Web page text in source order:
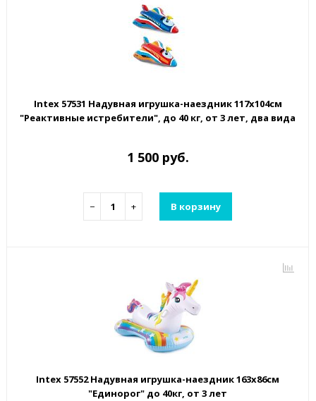
Intex 57531 Надувная игрушка-наездник 117х104см
"Реактивные истребители", до 40 кг, от 3 лет, два вида
1 500 руб.
− + В корзину
Intex 57552 Надувная игрушка-наездник 163х86см
"Единорог" до 40кг, от 3 лет